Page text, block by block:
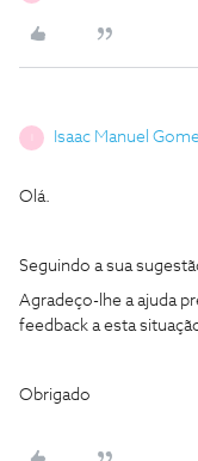
Isaac Manuel
Olá.
Seguindo a sua
Agradeço-lhe a ajuda
feedback a esta
Obrigado